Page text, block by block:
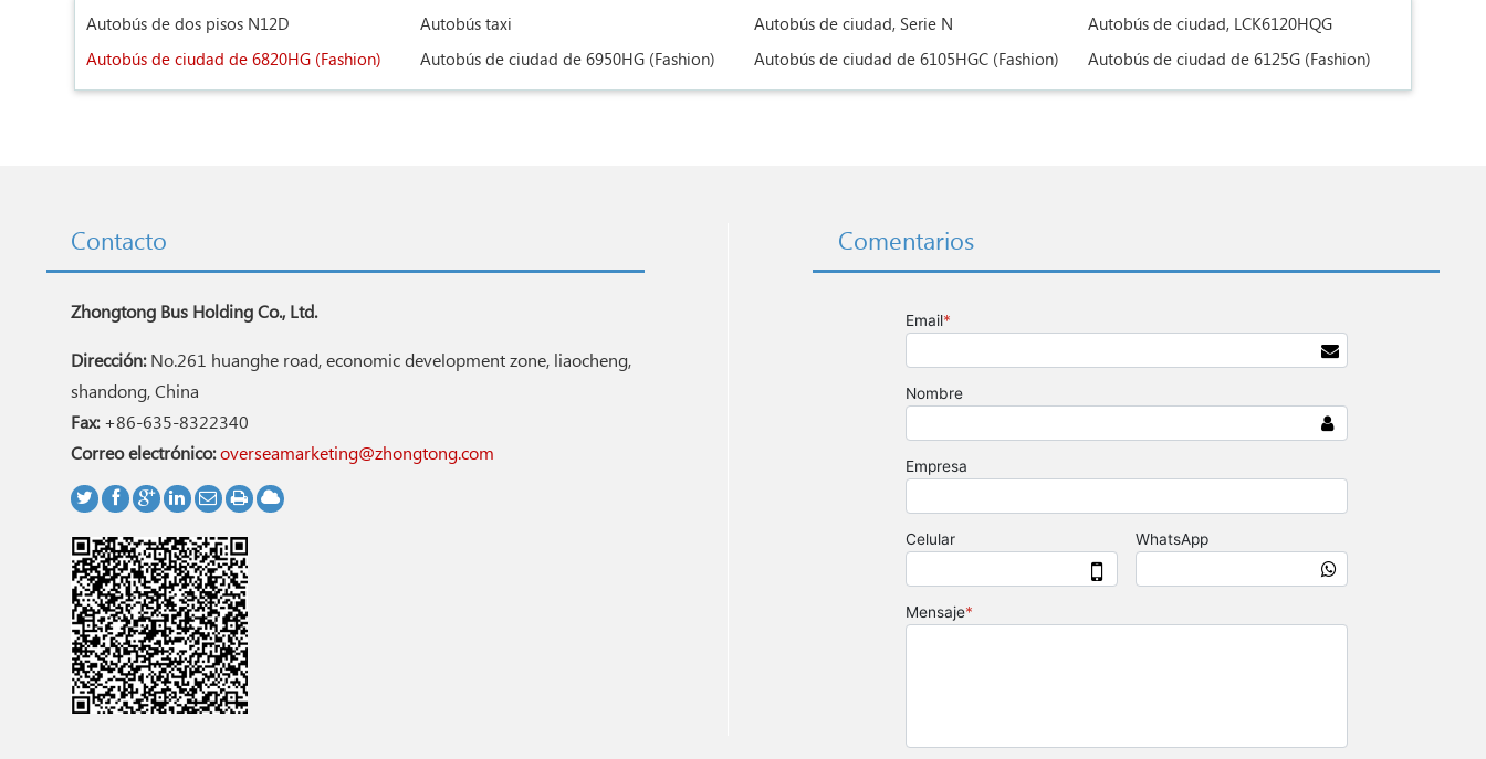
Autobús de dos pisos N12D Autobús taxi Autobús de ciudad, Serie N
Autobús de ciudad, LCK6120HQG
Autobús de ciudad de 6820HG (Fashion)
Autobús de ciudad de 6950HG (Fashion) Autobús de ciudad de 6105HGC (Fashion) Autobús de ciudad de 6125G (Fashion)
Comentarios
Contacto
Zhongtong Bus Holding Co., Ltd.
Dirección:No.261 huanghe road, economic development zone, liaocheng,
shandong, China
Fax:+86-635-8322340
Correo electrónico: overseamarketing@zhongtong.com